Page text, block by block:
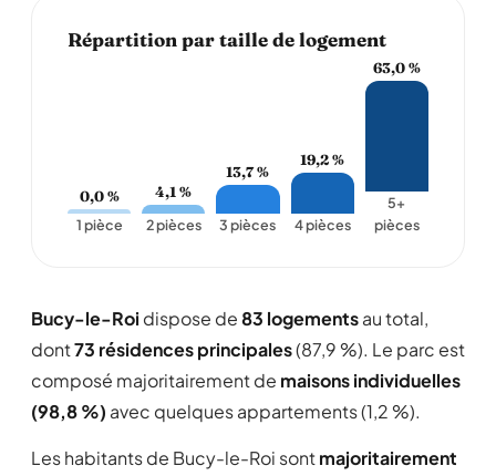
Répartition par taille de logement
0,0 %
1 pièce
4,1 %
2 pièces
13,7 %
3 pièces
19,2 %
4 pièces
63,0 %
5+
pièces
Bucy-le-Roi dispose de83 logementsau total,
dont73 résidences principales(87,9 %). Le parc est
composé majoritairement de maisons individuelles
(98,8 %) avec quelques appartements (1,2 %).
Les habitants de Bucy-le-Roi sontmajoritairement